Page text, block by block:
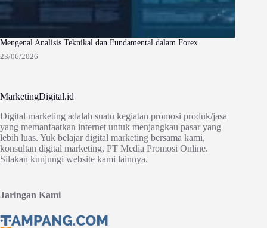
Mengenal Analisis Teknikal dan Fundamental dalam Forex
23/06/2026
MarketingDigital.id
Digital marketing adalah suatu kegiatan promosi produk/jasa
yang memanfaatkan internet untuk menjangkau pasar yang
lebih luas. Yuk belajar digital marketing bersama kami,
konsultan digital marketing, PT Media Promosi Online.
Silakan kunjungi website kami lainnya.
Jaringan Kami